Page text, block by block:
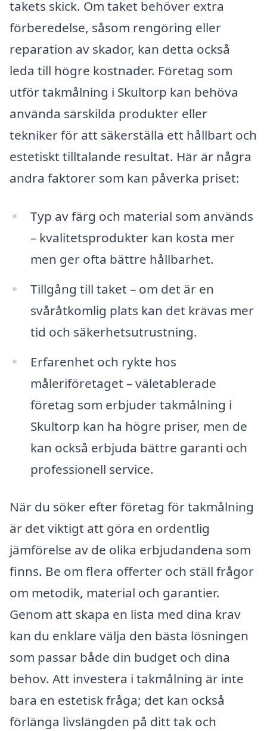
takets skick. Om taket behöver extra
förberedelse, såsom rengöring eller
reparation av skador, kan detta också
leda till högre kostnader. Företag som
utför takmålning i Skultorp kan behöva
använda särskilda produkter eller
tekniker för att säkerställa ett hållbart och
estetiskt tilltalande resultat. Här är några
andra faktorer som kan påverka priset:
Typ av färg och material som används
– kvalitetsprodukter kan kosta mer
men ger ofta bättre hållbarhet.
Tillgång till taket – om det är en
svåråtkomlig plats kan det krävas mer
tid och säkerhetsutrustning.
Erfarenhet och rykte hos
måleriföretaget – väletablerade
företag som erbjuder takmålning i
Skultorp kan ha högre priser, men de
kan också erbjuda bättre garanti och
professionell service.
När du söker efter företag för takmålning
är det viktigt att göra en ordentlig
jämförelse av de olika erbjudandena som
finns. Be om flera offerter och ställ frågor
om metodik, material och garantier.
Genom att skapa en lista med dina krav
kan du enklare välja den bästa lösningen
som passar både din budget och dina
behov. Att investera i takmålning är inte
bara en estetisk fråga; det kan också
förlänga livslängden på ditt tak och